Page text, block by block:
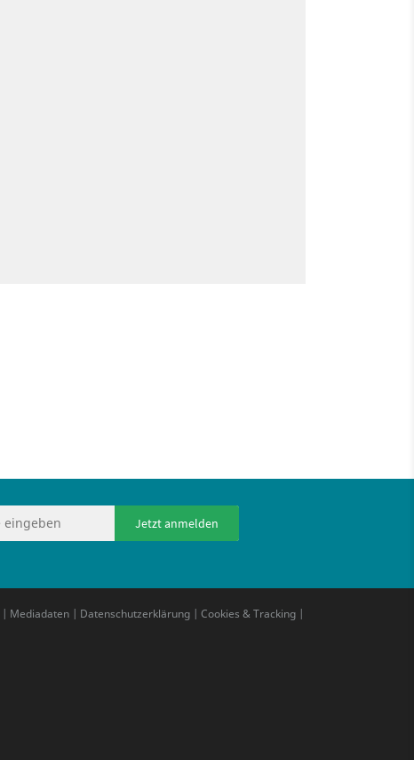
Jetzt anmelden
| Mediadaten | Datenschutzerklärung | Cookies & Tracking |